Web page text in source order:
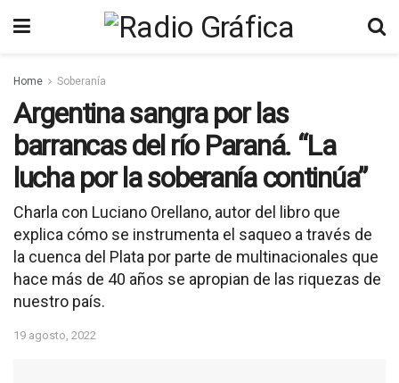
Home Soberanía
Argentina sangra por las
barrancas del río Paraná. “La
lucha por la soberanía continúa”
Charla con Luciano Orellano, autor del libro que
explica cómo se instrumenta el saqueo a través de
la cuenca del Plata por parte de multinacionales que
hace más de 40 años se apropian de las riquezas de
nuestro país.
19 agosto, 2022